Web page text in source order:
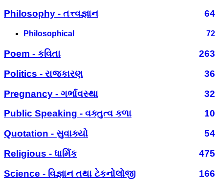
Philosophy - તત્ત્વજ્ઞાન
64
Philosophical 72
Poem - કવિતા
263
Politics - રાજકારણ
36
Pregnancy - ગર્ભાવસ્થા
32
Public Speaking - વક્તુત્વ કળા
10
Quotation - સુવાક્યો
54
Religious - ધાર્મિક
475
Science - વિજ્ઞાન તથા ટેકનોલોજી
166